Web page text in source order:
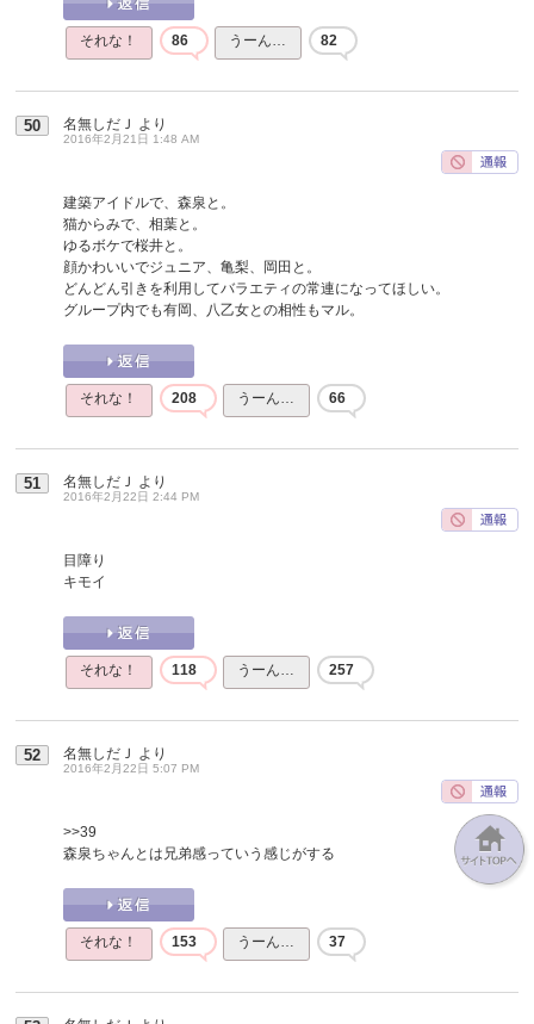
それな！ 86 うーん… 82
50 名無しだＪ より
2016年2月21日 1:48 AM
建築アイドルで、森泉と。
猫からみで、相葉と。
ゆるボケで桜井と。
顔かわいいでジュニア、亀梨、岡田と。
どんどん引きを利用してバラエティの常連になってほしい。
グループ内でも有岡、八乙女との相性もマル。
それな！ 208 うーん… 66
51 名無しだＪ より
2016年2月22日 2:44 PM
目障り
キモイ
それな！ 118 うーん… 257
52 名無しだＪ より
2016年2月22日 5:07 PM
>>39
森泉ちゃんとは兄弟感っていう感じがする
それな！ 153 うーん… 37